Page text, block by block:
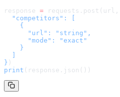
response = requests.post(url,
  "competitors": [
    {
      "url": "string",
      "mode": "exact"
    }
} )
print (response.json())